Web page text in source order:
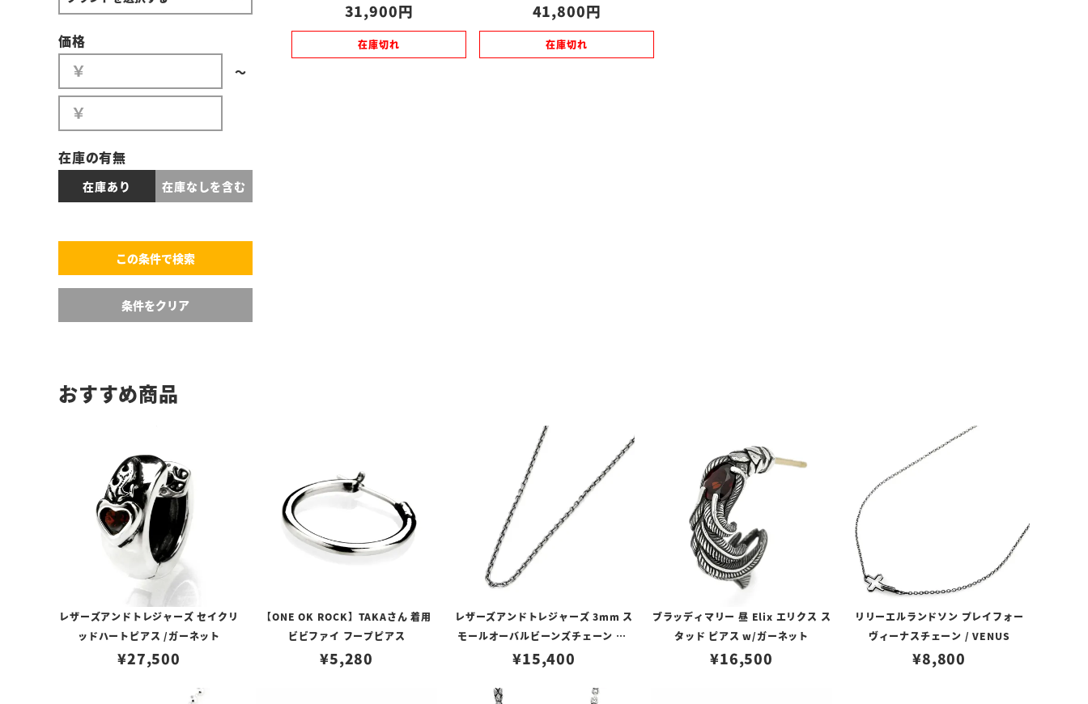
価格
〜
在庫の有無
在庫あり 在庫なしを含む
31,900
在庫切れ
41,800
在庫切れ
おすすめ商品
レザーズアンドトレジャーズ セイクリ
ッドハートピアス /ガーネット
¥27,500
【ONE OK ROCK】TAKAさん 着用
ビビファイ フープピアス
¥5,280
レザーズアンドトレジャーズ 3mm ス
モールオーバルビーンズチェーン w/
ロブスタークラスプ＆LTロゴプレート
¥15,400
ブラッディマリー 昼 Elix エリクス ス
タッド ピアス w/ガーネット
¥16,500
リリーエルランドソン プレイフォー
ヴィーナスチェーン / VENUS
¥8,800